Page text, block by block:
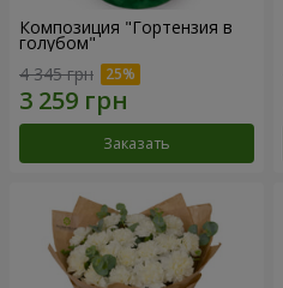
Композиция "Гортензия в
голубом"
4 345 грн
Заказать